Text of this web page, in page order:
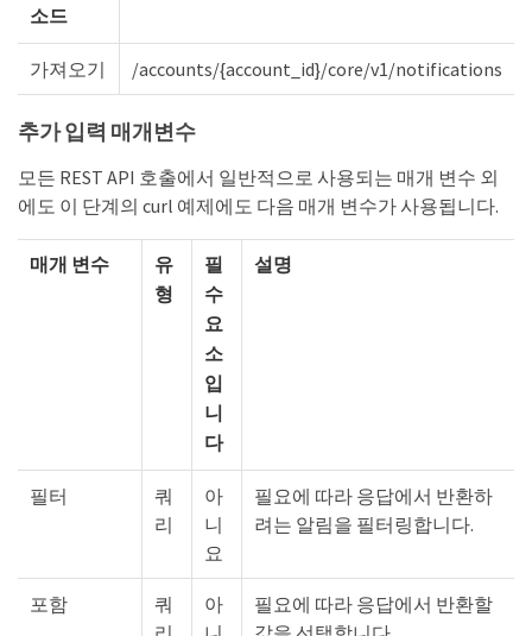
소드
가져오기 /accounts/{account_id}/core/v1/notifications
추가 입력 매개변수
모든 REST API 호출에서 일반적으로 사용되는 매개 변수 외
에도 이 단계의 curl 예제에도 다음 매개 변수가 사용됩니다.
매개 변수
유
형
필
수
요
소
입
니
다
설명
필터
쿼
리
아
니
요
필요에 따라 응답에서 반환하
려는 알림을 필터링합니다.
포함
쿼
아
필요에 따라 응답에서 반환할